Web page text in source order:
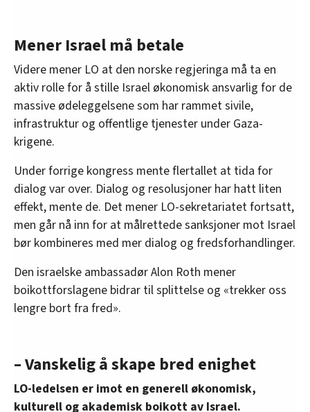
Mener Israel må betale
Videre mener LO at den norske regjeringa må ta en
aktiv rolle for å stille Israel økonomisk ansvarlig for de
massive ødeleggelsene som har rammet sivile,
infrastruktur og offentlige tjenester under Gaza-
krigene.
Under forrige kongress mente flertallet at tida for
dialog var over. Dialog og resolusjoner har hatt liten
effekt, mente de. Det mener LO-sekretariatet fortsatt,
men går nå inn for at målrettede sanksjoner mot Israel
bør kombineres med mer dialog og fredsforhandlinger.
Den israelske ambassadør Alon Roth mener
boikottforslagene bidrar til splittelse og «trekker oss
lengre bort fra fred».
– Vanskelig å skape bred enighet
LO-ledelsen er imot en generell økonomisk,
kulturell og akademisk boikott av Israel.